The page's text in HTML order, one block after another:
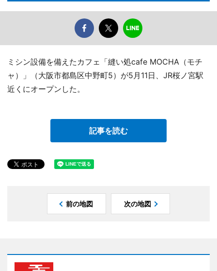
ミシン設備を備えたカフェ「縫い処cafe MOCHA（モチ
ャ）」（大阪市都島区中野町5）が5月11日、JR桜ノ宮駅
近くにオープンした。
記事を読む
前の地図 次の地図